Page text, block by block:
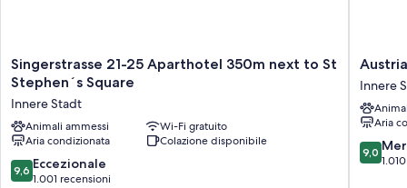
Singerstrasse
21-
Aparthotel
350m
next
to
St
Singerstrasse 21-25 Aparthotel 350m next to St
Stephen´s Square
Innere Stadt
Animali ammessi
Wi-Fi gratuito
Aria condizionata
Colazione disponibile
9.6
su
9,6 Eccezionale
1.001 recensioni
Austria
Trend
Hotel
Europa
Wien
Innere
Stadt
Innere
Aria
9.0
su
9,0